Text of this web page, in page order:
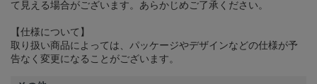
て見える場合がございます。あらかじめご了承ください。
【仕様について】
取り扱い商品によっては、パッケージやデザインなどの仕様が予
告なく変更になることがございます。